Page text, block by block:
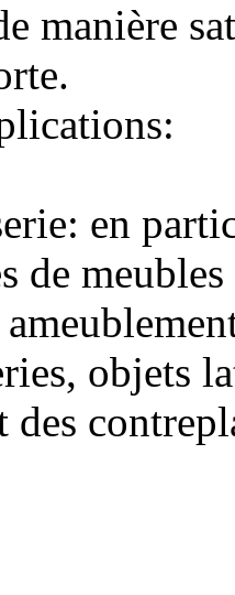
manière
en
de
objets
des